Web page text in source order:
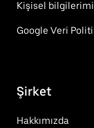
Kişisel bilgilerimi
Google Veri
Şirket
Hakkımızda